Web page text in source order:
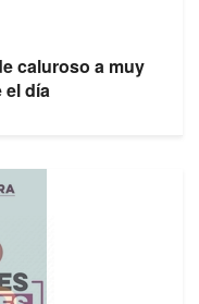
caluroso a muy
el día